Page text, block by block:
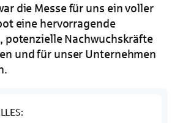
die Messe für uns ein voller
eine hervorragende
potenzielle Nachwuchskräfte
und für unser Unternehmen